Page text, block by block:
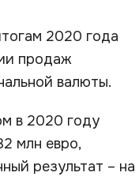
2020 года
продаж
валюты.
в 2020 году
млн евро,
результат – на